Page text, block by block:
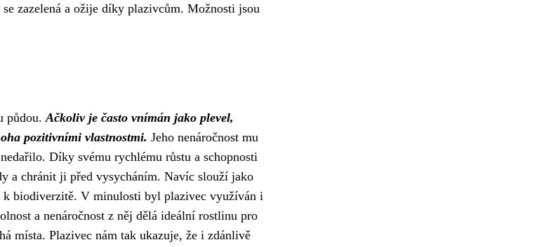
zazelená a ožije díky plazivcům. Možnosti jsou
půdou.Ačkoliv je často vnímán jako plevel,
pozitivními vlastnostmi. Jeho nenáročnost mu
Díky svému rychlému růstu a schopnosti
a chránit ji před vysycháním. Navíc slouží jako
biodiverzitě. V minulosti byl plazivec využíván i
a nenáročnost z něj dělá ideální rostlinu pro
místa. Plazivec nám tak ukazuje, že i zdánlivě